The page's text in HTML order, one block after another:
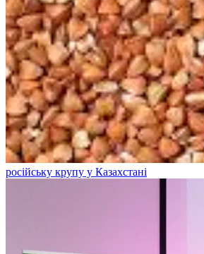
російську крупу у Казахстані